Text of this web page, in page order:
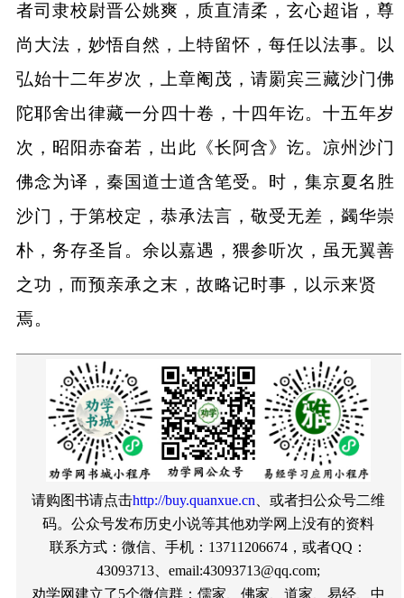
者司隶校尉晋公姚爽，质直清柔，玄心超诣，尊
尚大法，妙悟自然，上特留怀，每任以法事。以
弘始十二年岁次，上章阉茂，请罽宾三藏沙门佛
陀耶舍出律藏一分四十卷，十四年讫。十五年岁
次，昭阳赤奋若，出此《长阿含》讫。凉州沙门
佛念为译，秦国道士道含笔受。时，集京夏名胜
沙门，于第校定，恭承法言，敬受无差，蠲华崇
朴，务存圣旨。余以嘉遇，猥参听次，虽无翼善
之功，而预亲承之末，故略记时事，以示来贤
焉。
请购图书请点击http://buy.quanxue.cn 、或者扫公众号二维
码。公众号发布历史小说等其他劝学网上没有的资料
联系方式：微信、手机：13711206674，或者QQ：
43093713、email:43093713@qq.com;
劝学网建立了5个微信群：儒家、佛家、道家、易经、中